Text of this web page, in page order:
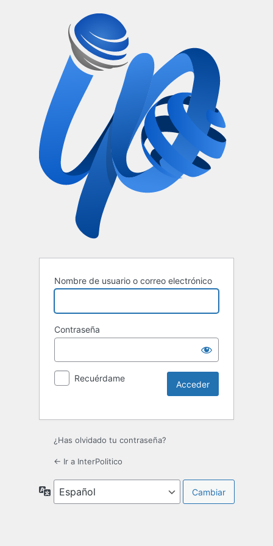
Nombre de usuario o correo electrónico
Contraseña
Recuérdame
¿Has olvidado tu contraseña?
← Ir a InterPolitico
Idioma